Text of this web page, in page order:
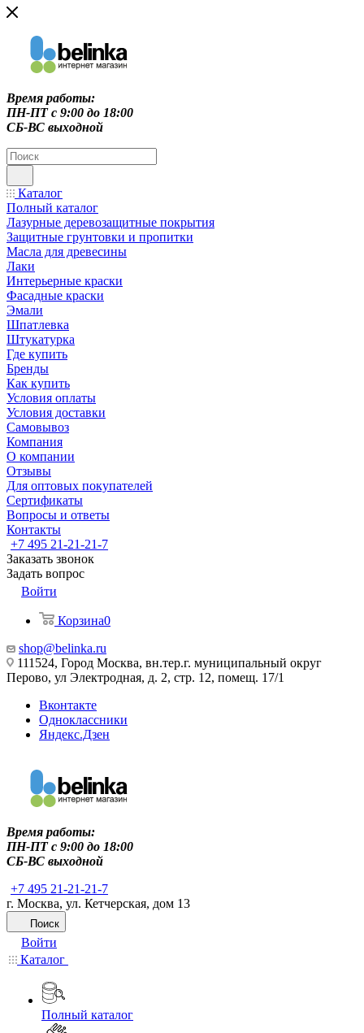
Время работы:
ПН-ПТ c 9:00 до 18:00
СБ-ВС выходной
Каталог
Полный каталог
Лазурные деревозащитные покрытия
Защитные грунтовки и пропитки
Масла для древесины
Лаки
Интерьерные краски
Фасадные краски
Эмали
Шпатлевка
Штукатурка
Где купить
Бренды
Как купить
Условия оплаты
Условия доставки
Самовывоз
Компания
О компании
Отзывы
Для оптовых покупателей
Сертификаты
Вопросы и ответы
Контакты
+7 495 21-21-21-7
Заказать звонок
Задать вопрос
Войти
Корзина0
shop@belinka.ru
111524, Город Москва, вн.тер.г. муниципальный округ
Перово, ул Электродная, д. 2, стр. 12, помещ. 17/1
Вконтакте
Одноклассники
Яндекс.Дзен
Время работы:
ПН-ПТ c 9:00 до 18:00
СБ-ВС выходной
+7 495 21-21-21-7
г. Москва, ул. Кетчерская, дом 13
Поиск
Войти
Каталог
Полный каталог